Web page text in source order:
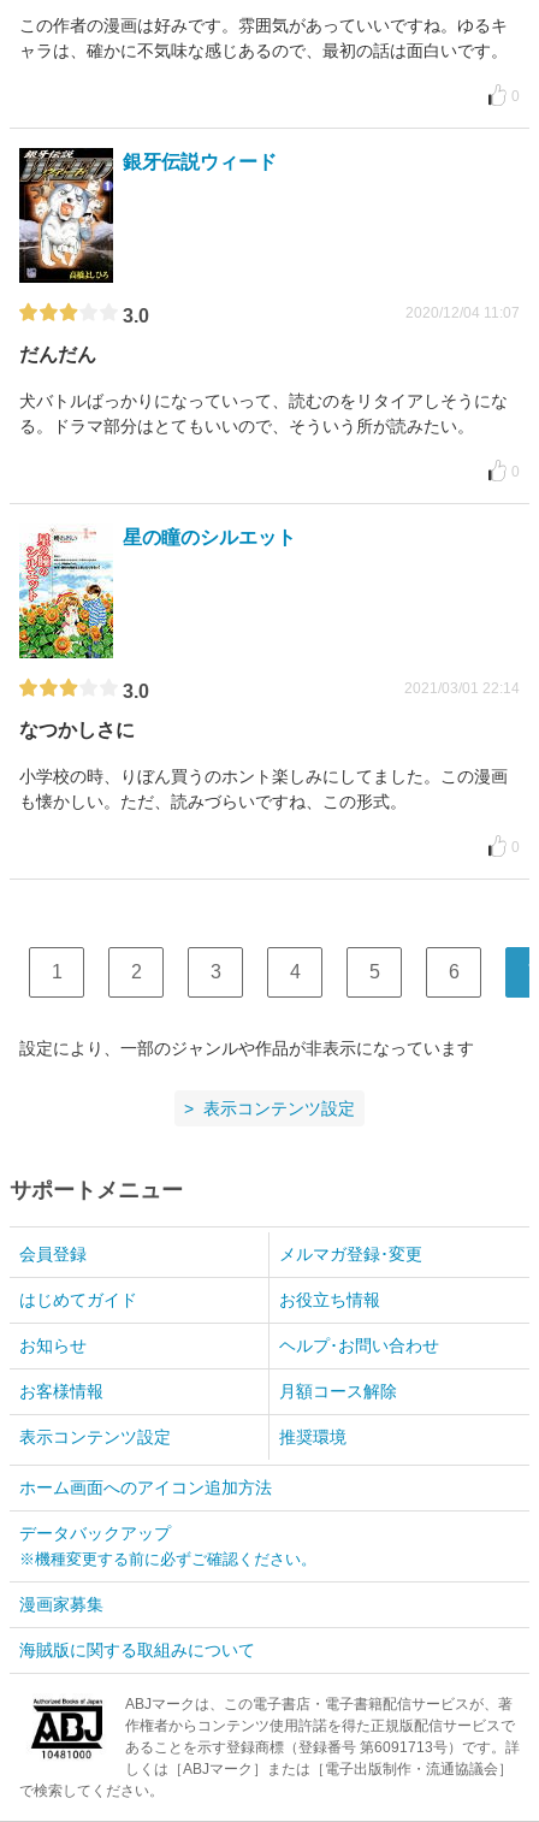
この作者の漫画は好みです。雰囲気があっていいですね。ゆるキ
ャラは、確かに不気味な感じあるので、最初の話は面白いです。
0
銀牙伝説ウィード
3.0 2020/12/04 11:07
だんだん
犬バトルばっかりになっていって、読むのをリタイアしそうにな
る。ドラマ部分はとてもいいので、そういう所が読みたい。
0
星の瞳のシルエット
3.0 2021/03/01 22:14
なつかしさに
小学校の時、りぼん買うのホント楽しみにしてました。この漫画
も懐かしい。ただ、読みづらいですね、この形式。
0
1 2 3 4 5 6 7
設定により、一部のジャンルや作品が非表示になっています
表示コンテンツ設定
サポートメニュー
会員登録 メルマガ登録･変更
はじめてガイド お役立ち情報
お知らせ ヘルプ･お問い合わせ
お客様情報 月額コース解除
表示コンテンツ設定 推奨環境
ホーム画面へのアイコン追加方法
データバックアップ
※機種変更する前に必ずご確認ください。
漫画家募集
海賊版に関する取組みについて
ABJマークは、この電子書店・電子書籍配信サービスが、著
作権者からコンテンツ使用許諾を得た正規版配信サービスで
あることを示す登録商標（登録番号 第6091713号）です。詳
しくは［ABJマーク］または［電子出版制作・流通協議会］
で検索してください。